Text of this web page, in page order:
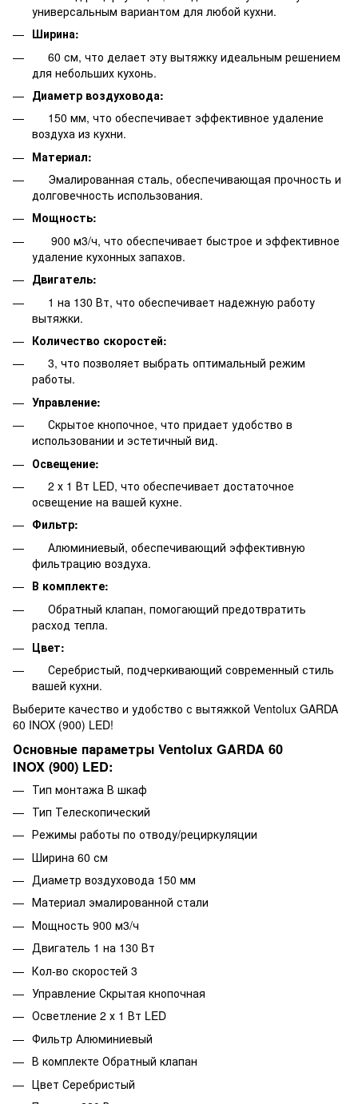
универсальным вариантом для любой кухни.
Ширина:
60 см, что делает эту вытяжку идеальным решением
для небольших кухонь.
Диаметр воздуховода:
150 мм, что обеспечивает эффективное удаление
воздуха из кухни.
Материал:
Эмалированная сталь, обеспечивающая прочность и
долговечность использования.
Мощность:
900 м3/ч, что обеспечивает быстрое и эффективное
удаление кухонных запахов.
Двигатель:
1 на 130 Вт, что обеспечивает надежную работу
вытяжки.
Количество скоростей:
3, что позволяет выбрать оптимальный режим
работы.
Управление:
Скрытое кнопочное, что придает удобство в
использовании и эстетичный вид.
Освещение:
2 х 1 Вт LED, что обеспечивает достаточное
освещение на вашей кухне.
Фильтр:
Алюминиевый, обеспечивающий эффективную
фильтрацию воздуха.
В комплекте:
Обратный клапан, помогающий предотвратить
расход тепла.
Цвет:
Серебристый, подчеркивающий современный стиль
вашей кухни.
Выберите качество и удобство с вытяжкой Ventolux GARDA
60 INOX (900) LED!
Основные параметры Ventolux GARDA 60
INOX (900) LED:
Тип монтажа В шкаф
Тип Телескопический
Режимы работы по отводу/рециркуляции
Ширина 60 см
Диаметр воздуховода 150 мм
Материал эмалированной стали
Мощность 900 м3/ч
Двигатель 1 на 130 Вт
Кол-во скоростей 3
Управление Скрытая кнопочная
Осветление 2 х 1 Вт LED
Фильтр Алюминиевый
В комплекте Обратный клапан
Цвет Серебристый